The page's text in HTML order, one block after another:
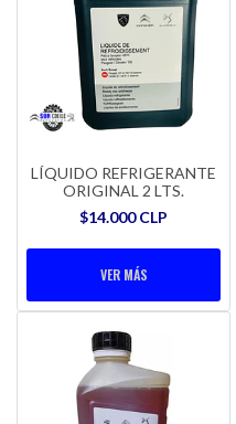
LÍQUIDO REFRIGERANTE
ORIGINAL 2 LTS.
$14.000 CLP
VER MÁS